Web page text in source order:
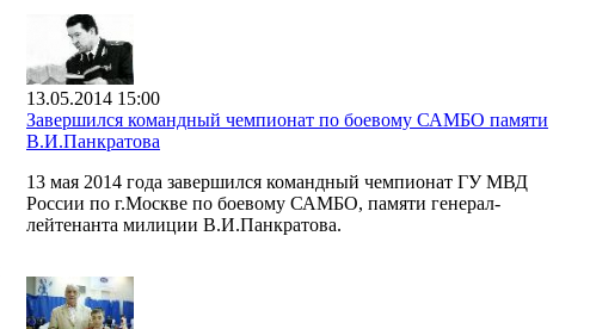
13.05.2014 15:00
Завершился командный чемпионат по боевому САМБО памяти
В.И.Панкратова
13 мая 2014 года завершился командный чемпионат ГУ МВД
России по г.Москве по боевому САМБО, памяти генерал-
лейтенанта милиции В.И.Панкратова.